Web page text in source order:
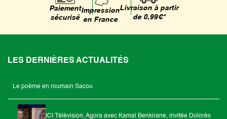
Paiement
sécurisé
Impression
en France
Livraison à partir
de 0,99€*
LES DERNIÈRES ACTUALITÉS
Le poème en roumain Sacou
ICI Télévision, Agora avec Kamal Benkirane, invitée Dolorès